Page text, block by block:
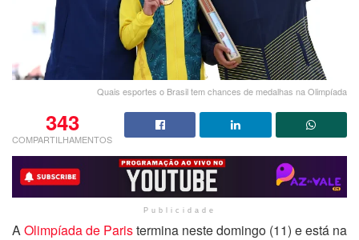
Quais esportes o Brasil tem chances de medalhas na Olimpíada
343
COMPARTILHAMENTOS
Publicidade
AOlimpíada de Paristermina neste domingo (11) e está na